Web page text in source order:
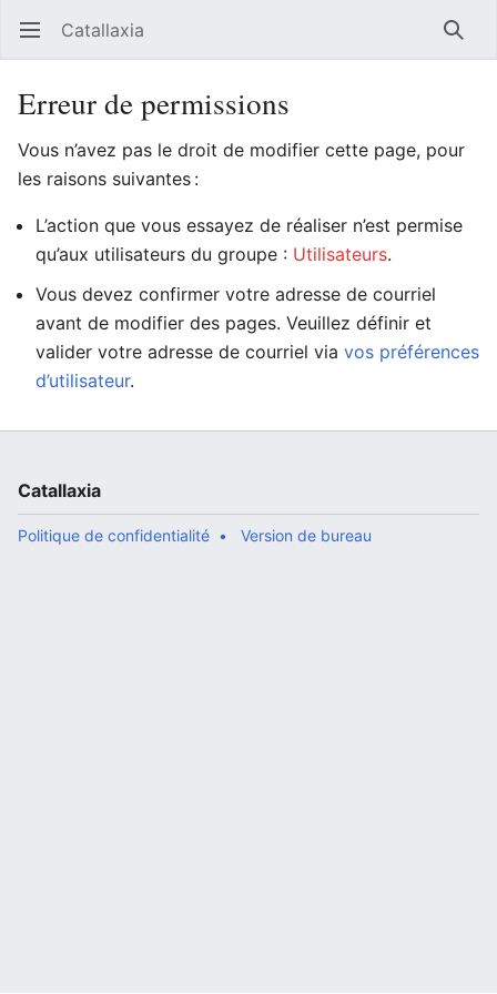
Ouvrir le menu principal Catallaxia
Erreur de permissions
Vous n’avez pas le droit de modifier cette page, pour
les raisons suivantes :
L’action que vous essayez de réaliser n’est permise
qu’aux utilisateurs du groupe : Utilisateurs.
Vous devez confirmer votre adresse de courriel
avant de modifier des pages. Veuillez définir et
valider votre adresse de courriel via vos préférences
d’utilisateur.
Catallaxia
Politique de confidentialité Version de bureau